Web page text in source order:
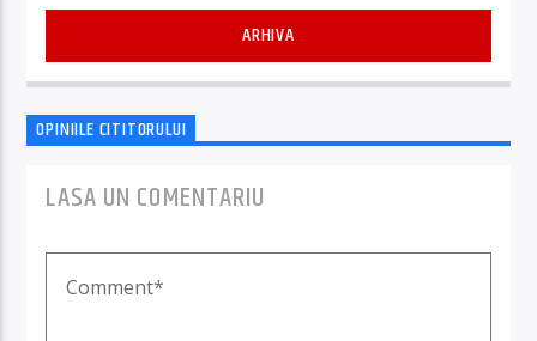
ARHIVA
OPINIILE CITITORULUI
LASA UN COMENTARIU